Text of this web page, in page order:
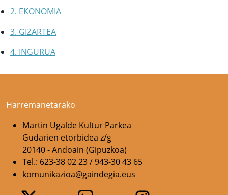
2. EKONOMIA
3. GIZARTEA
4. INGURUA
Harremanetarako
Martin Ugalde Kultur Parkea
Gudarien etorbidea z/g
20140 - Andoain (Gipuzkoa)
Tel.: 623-38 02 23 / 943-30 43 65
komunikazioa@gaindegia.eus